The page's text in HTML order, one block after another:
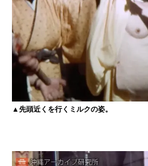
▲先頭近くを行くミルクの姿。